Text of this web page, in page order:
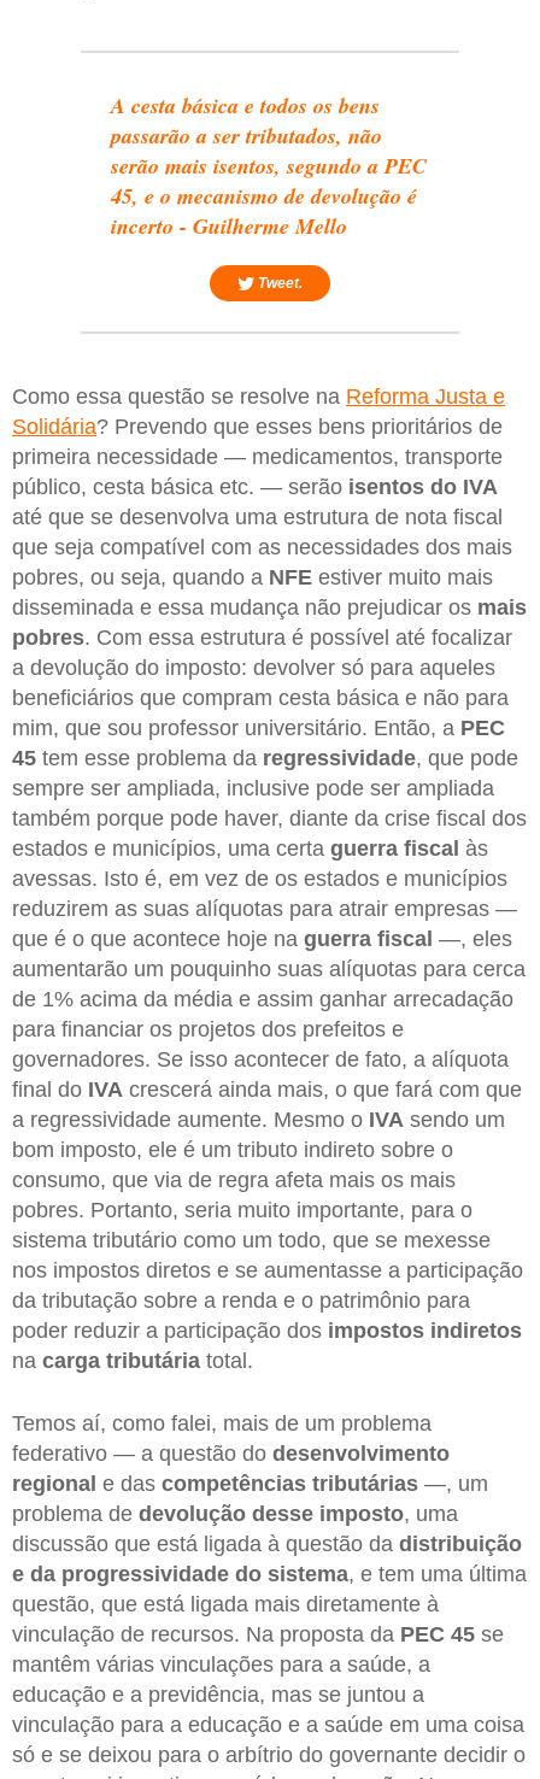
A cesta básica e todos os bens
passarão a ser tributados, não
serão mais isentos, segundo a PEC
45, e o mecanismo de devolução é
incerto - Guilherme Mello
Tweet.
Como essa questão se resolve na Reforma Justa e
Solidária? Prevendo que esses bens prioritários de
primeira necessidade — medicamentos, transporte
público, cesta básica etc. — serão isentos do IVA
até que se desenvolva uma estrutura de nota fiscal
que seja compatível com as necessidades dos mais
pobres, ou seja, quando a NFE estiver muito mais
disseminada e essa mudança não prejudicar os mais
pobres. Com essa estrutura é possível até focalizar
a devolução do imposto: devolver só para aqueles
beneficiários que compram cesta básica e não para
mim, que sou professor universitário. Então, a PEC
45 tem esse problema da regressividade, que pode
sempre ser ampliada, inclusive pode ser ampliada
também porque pode haver, diante da crise fiscal dos
estados e municípios, uma certa guerra fiscal às
avessas. Isto é, em vez de os estados e municípios
reduzirem as suas alíquotas para atrair empresas —
que é o que acontece hoje na guerra fiscal —, eles
aumentarão um pouquinho suas alíquotas para cerca
de 1% acima da média e assim ganhar arrecadação
para financiar os projetos dos prefeitos e
governadores. Se isso acontecer de fato, a alíquota
final do IVA crescerá ainda mais, o que fará com que
a regressividade aumente. Mesmo o IVA sendo um
bom imposto, ele é um tributo indireto sobre o
consumo, que via de regra afeta mais os mais
pobres. Portanto, seria muito importante, para o
sistema tributário como um todo, que se mexesse
nos impostos diretos e se aumentasse a participação
da tributação sobre a renda e o patrimônio para
poder reduzir a participação dos impostos indiretos
na carga tributária total.
Temos aí, como falei, mais de um problema
federativo — a questão do desenvolvimento
regional e das competências tributárias —, um
problema de devolução desse imposto, uma
discussão que está ligada à questão da distribuição
e da progressividade do sistema, e tem uma última
questão, que está ligada mais diretamente à
vinculação de recursos. Na proposta da PEC 45 se
mantêm várias vinculações para a saúde, a
educação e a previdência, mas se juntou a
vinculação para a educação e a saúde em uma coisa
só e se deixou para o arbítrio do governante decidir o